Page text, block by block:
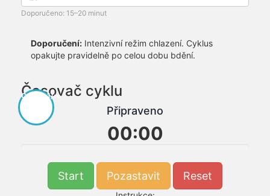
Doporučeno: 15–20 minut
Doporučení: Intenzivní režim chlazení. Cyklus
opakujte pravidelně po celou dobu bdění.
Časovač cyklu
Cyklus 1/∞
Připraveno
00:00
Start Pozastavit Reset